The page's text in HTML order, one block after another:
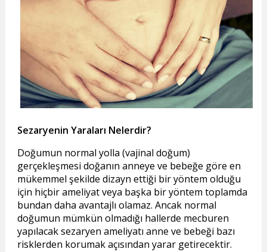
Sezaryenin Yaraları Nelerdir?
Doğumun normal yolla (vajinal doğum)
gerçekleşmesi doğanın anneye ve bebeğe göre en
mükemmel şekilde dizayn ettiği bir yöntem olduğu
için hiçbir ameliyat veya başka bir yöntem toplamda
bundan daha avantajlı olamaz. Ancak normal
doğumun mümkün olmadığı hallerde mecburen
yapılacak sezaryen ameliyatı anne ve bebeği bazı
risklerden korumak açısından yarar getirecektir.